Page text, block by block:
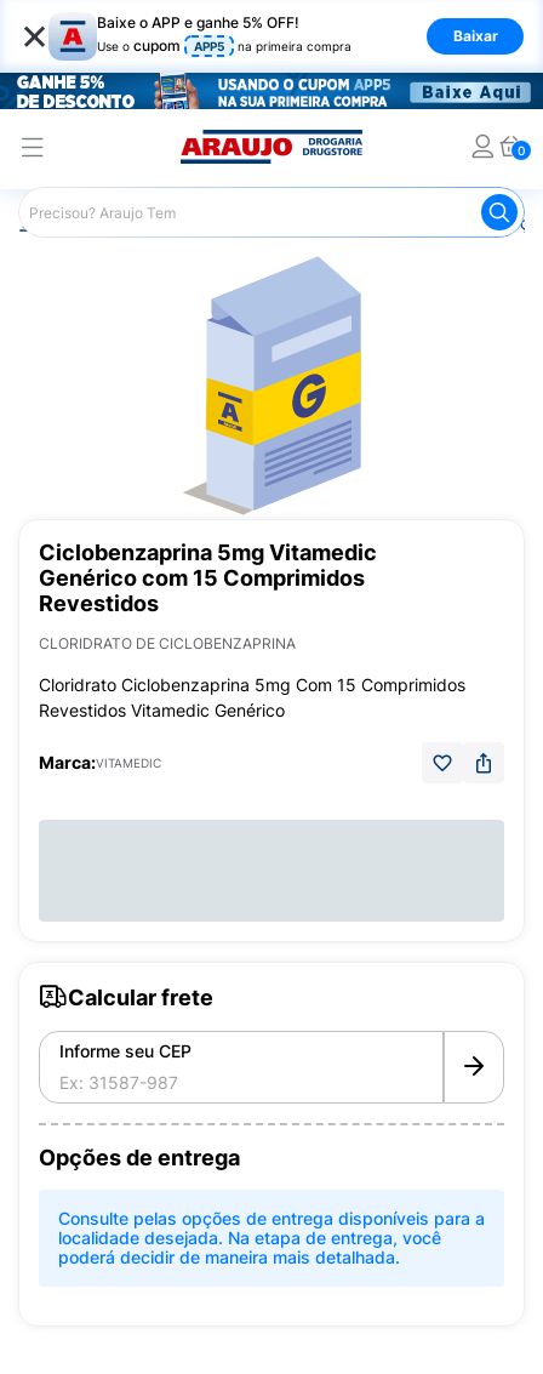
× Baixe o APP e ganhe 5% OFF!
Use o cupom APP5 na primeira compra
Baixar
0
Araujo Medicamentos Remédios para Alergias e
Ciclobenzaprina 5mg Vitamedic
Genérico com 15 Comprimidos
Revestidos
CLORIDRATO DE CICLOBENZAPRINA
Cloridrato Ciclobenzaprina 5mg Com 15 Comprimidos
Revestidos Vitamedic Genérico
Marca:VITAMEDIC
Calcular frete
Informe seu CEP
Opções de entrega
Consulte pelas opções de entrega disponíveis para a
localidade desejada. Na etapa de entrega, você
poderá decidir de maneira mais detalhada.